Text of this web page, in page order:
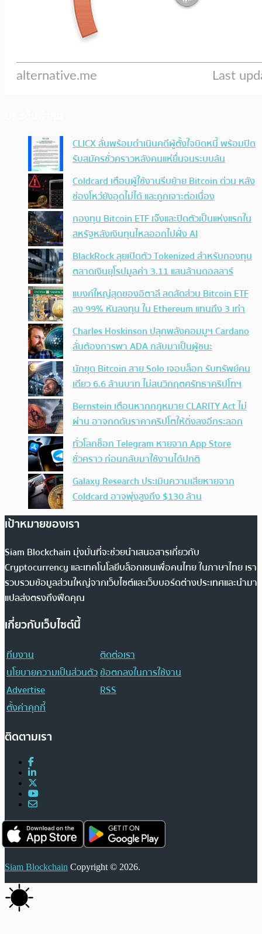
CLICX ลั่นพร้อมดำเนินคดีผู้ตั้งใจบิดหนี้ พร้อมปิด
รับสมัครชั่วคราวหลังคนแห่ยื่นจนระบบล้น
Coldcard เตือนผู้ใช้งานรีบย้าย Bitcoin ด่วน หลัง
ช่องโหว่ยังอุดไม่ได้ และถูกเจาะต่อเนื่อง
กองทุน Bitcoin ETF เจ๊งและปิดตัวเป็นแห่งแรกใน
สหรัฐหลังเงินทุนไหลออกไปฝั่ง AI
BlackRock ลุยเปิดตัว Tokenized สำหรับกองทุน
ตลาดเงินยุโรปมูลค่า 3.11 แสนล้านดอลลาร์
แบงก์ใหญ่สุดของอิตาลี ลดสัดส่วน Bitcoin ETF
ลง 99% หันลงทุน ใน Ethereum แทนถึง 3 เท่า
Charles Hoskinson ปลุกพลังคอมมูฯ Cardano
ลั่นต้องการพา ADA กลับมาเป็นผู้ชนะ
นักขุด Bitcoin สาย Solo เจอบล็อก รับทรัพย์คน
เดียว 6.6 ล้านบาท ไม่สนวิกฤตศรัทธาคริปโทฯ
Bernstein เตือนหากกฎหมาย CLARITY Act ไม่
ผ่าน อาจกดดันราคาคริปโตให้ดิ่งลงอีกระลอก
ทั่วโลกช็อก Telegram หายจาก App Store
ชั่วคราว ก่อนกลับมาใช้งานได้ปกติ
Galaxy Research ประเมินความเสียหายจาก
Coldcard อาจพุ่งสูงถึง $130 ล้าน
เป้าหมายของเรา
Siam Blockchain มุ่งมั่นที่จะช่วยนำเสนอสารเกี่ยวกับ
Cryptocurrency และเทคโนโลยีบล็อกเชนเพื่อคนไทย ในภาษาไทย เรา
รวบรวมข้อมูลส่วนใหญ่จากเว็บไซต์และเว็บบอร์ดต่างประเทศและนำมา
แปลส่งตรงถึงฟีดคุณ
เกี่ยวกับเว็บไซต์นี้
ทีมงาน
ติดต่อเรา
นโยบายความเป็นส่วนตัวข้อตกลงในการใช้งาน
Advertise
RSS
ตั้งค่าคุกกี้
ติดตามเรา
Siam Blockchain Copyright © 2026.